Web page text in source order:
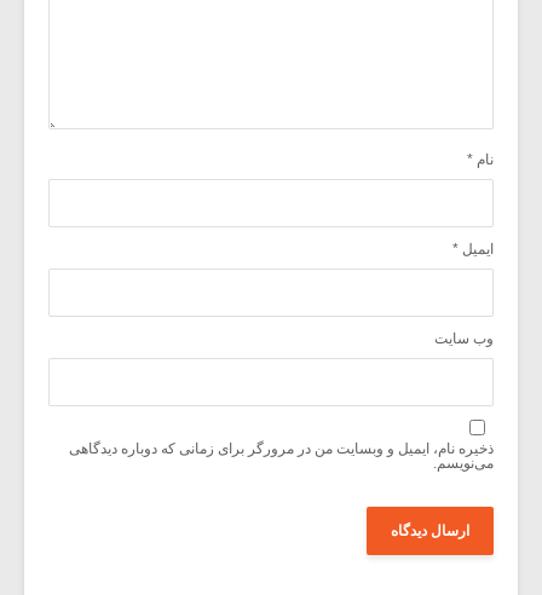
نام *
ایمیل *
وب‌ سایت
ذخیره نام، ایمیل و وبسایت من در مرورگر برای زمانی که دوباره دیدگاهی
می‌نویسم.